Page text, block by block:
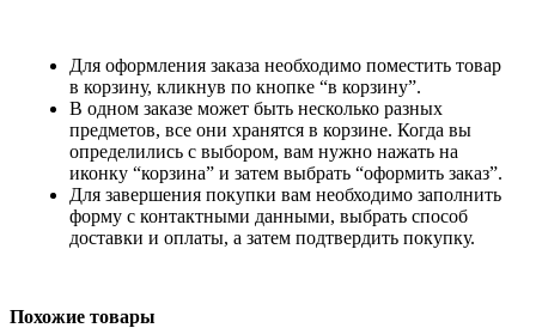
Для оформления заказа необходимо поместить товар
в корзину, кликнув по кнопке “в корзину”.
В одном заказе может быть несколько разных
предметов, все они хранятся в корзине. Когда вы
определились с выбором, вам нужно нажать на
иконку “корзина” и затем выбрать “оформить заказ”.
Для завершения покупки вам необходимо заполнить
форму с контактными данными, выбрать способ
доставки и оплаты, а затем подтвердить покупку.
Похожие товары